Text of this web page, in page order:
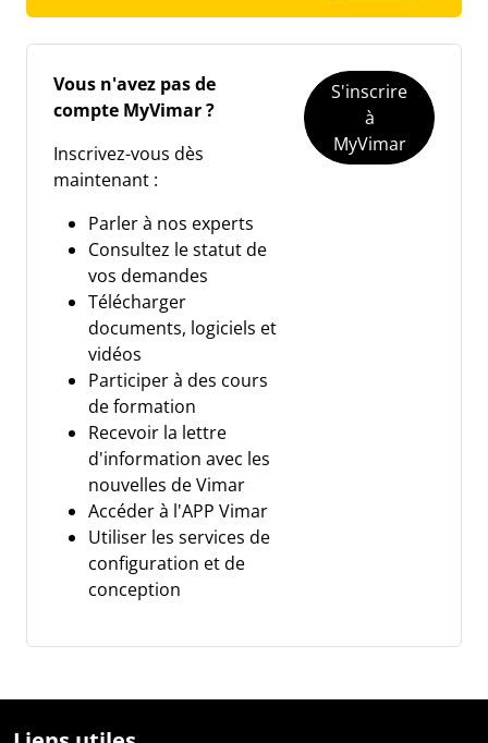
Vous n'avez pas de
compte MyVimar ?
Inscrivez-vous dès
maintenant :
Parler à nos experts
Consultez le statut de
vos demandes
Télécharger
documents, logiciels et
vidéos
Participer à des cours
de formation
Recevoir la lettre
d'information avec les
nouvelles de Vimar
Accéder à l'APP Vimar
Utiliser les services de
configuration et de
conception
S'inscrire
à
MyVimar